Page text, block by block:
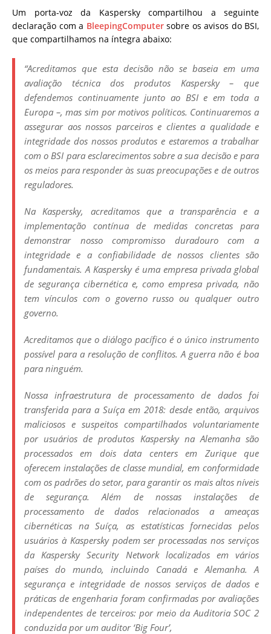
Um porta-voz da Kaspersky compartilhou a seguinte
declaração com a BleepingComputersobre os avisos do BSI,
que compartilhamos na íntegra abaixo:
“Acreditamos que esta decisão não se baseia em uma
avaliação técnica dos produtos Kaspersky – que
defendemos continuamente junto ao BSI e em toda a
Europa –, mas sim por motivos políticos. Continuaremos a
assegurar aos nossos parceiros e clientes a qualidade e
integridade dos nossos produtos e estaremos a trabalhar
com o BSI para esclarecimentos sobre a sua decisão e para
os meios para responder às suas preocupações e de outros
reguladores.
Na Kaspersky, acreditamos que a transparência e a
implementação contínua de medidas concretas para
demonstrar nosso compromisso duradouro com a
integridade e a confiabilidade de nossos clientes são
fundamentais. A Kaspersky é uma empresa privada global
de segurança cibernética e, como empresa privada, não
tem vínculos com o governo russo ou qualquer outro
governo.
Acreditamos que o diálogo pacífico é o único instrumento
possível para a resolução de conflitos. A guerra não é boa
para ninguém.
Nossa infraestrutura de processamento de dados foi
transferida para a Suíça em 2018: desde então, arquivos
maliciosos e suspeitos compartilhados voluntariamente
por usuários de produtos Kaspersky na Alemanha são
processados ​​em dois data centers em Zurique que
oferecem instalações de classe mundial, em conformidade
com os padrões do setor, para garantir os mais altos níveis
de segurança. Além de nossas instalações de
processamento de dados relacionados a ameaças
cibernéticas na Suíça, as estatísticas fornecidas pelos
usuários à Kaspersky podem ser processadas nos serviços
da Kaspersky Security Network localizados em vários
países do mundo, incluindo Canadá e Alemanha. A
segurança e integridade de nossos serviços de dados e
práticas de engenharia foram confirmadas por avaliações
independentes de terceiros: por meio da Auditoria SOC 2
conduzida por um auditor ‘Big Four’,